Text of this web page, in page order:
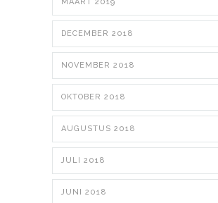
DECEMBER 2018
NOVEMBER 2018
OKTOBER 2018
AUGUSTUS 2018
JULI 2018
JUNI 2018